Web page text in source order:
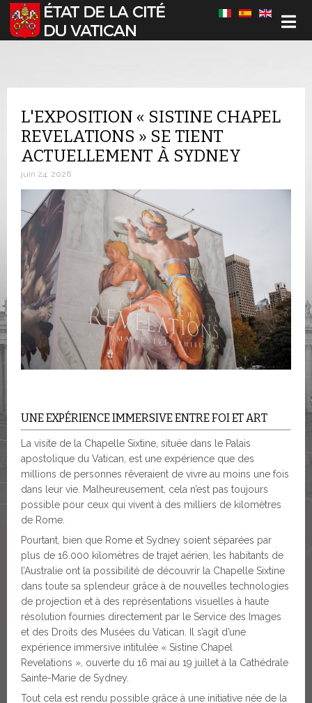
Sélectionnez votre langue
L'EXPOSITION « SISTINE CHAPEL
REVELATIONS » SE TIENT
ACTUELLEMENT À SYDNEY
juin 24, 2026
UNE EXPÉRIENCE IMMERSIVE ENTRE FOI ET ART
La visite de la Chapelle Sixtine, située dans le Palais
apostolique du Vatican, est une expérience que des
millions de personnes rêveraient de vivre au moins une fois
dans leur vie. Malheureusement, cela n’est pas toujours
possible pour ceux qui vivent à des milliers de kilomètres
de Rome.
Pourtant, bien que Rome et Sydney soient séparées par
plus de 16.000 kilomètres de trajet aérien, les habitants de
l’Australie ont la possibilité de découvrir la Chapelle Sixtine
dans toute sa splendeur grâce à de nouvelles technologies
de projection et à des représentations visuelles à haute
résolution fournies directement par le Service des Images
et des Droits des Musées du Vatican. Il s’agit d’une
expérience immersive intitulée « Sistine Chapel
Revelations », ouverte du 16 mai au 19 juillet à la Cathédrale
Sainte-Marie de Sydney.
Tout cela est rendu possible grâce à une initiative née de la